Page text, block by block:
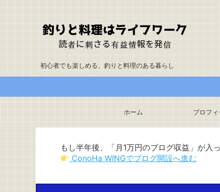
初心者でも楽しめる、釣りと料理のある暮らし
ホーム プロフィ
もし半年後、「月1万円のブログ収益」が入
ConoHa WINGでブログ開設へ進む